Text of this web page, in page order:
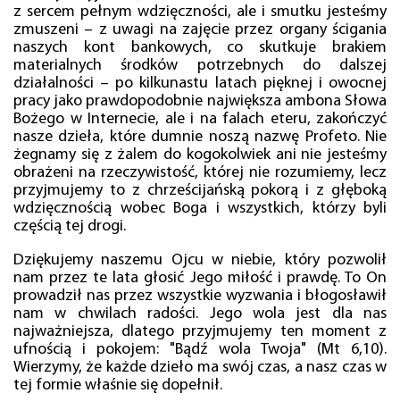
z sercem pełnym wdzięczności, ale i smutku jesteśmy
zmuszeni – z uwagi na zajęcie przez organy ścigania
naszych kont bankowych, co skutkuje brakiem
materialnych środków potrzebnych do dalszej
działalności – po kilkunastu latach pięknej i owocnej
pracy jako prawdopodobnie największa ambona Słowa
Bożego w Internecie, ale i na falach eteru, zakończyć
nasze dzieła, które dumnie noszą nazwę Profeto. Nie
żegnamy się z żalem do kogokolwiek ani nie jesteśmy
obrażeni na rzeczywistość, której nie rozumiemy, lecz
przyjmujemy to z chrześcijańską pokorą i z głęboką
wdzięcznością wobec Boga i wszystkich, którzy byli
częścią tej drogi.
Dziękujemy naszemu Ojcu w niebie, który pozwolił
nam przez te lata głosić Jego miłość i prawdę. To On
prowadził nas przez wszystkie wyzwania i błogosławił
nam w chwilach radości. Jego wola jest dla nas
najważniejsza, dlatego przyjmujemy ten moment z
ufnością i pokojem: "Bądź wola Twoja" (Mt 6,10).
Wierzymy, że każde dzieło ma swój czas, a nasz czas w
tej formie właśnie się dopełnił.